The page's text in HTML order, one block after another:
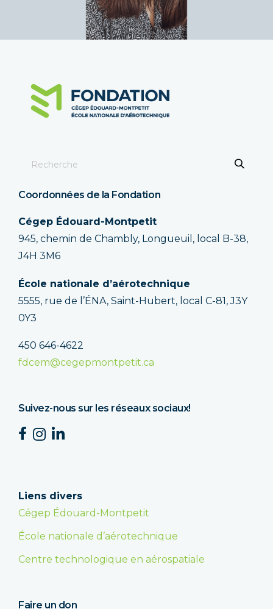
Coordonnées de la Fondation
Cégep Édouard-Montpetit
945, chemin de Chambly, Longueuil, local B-38,
J4H 3M6
École nationale d’aérotechnique
5555, rue de l’ÉNA, Saint-Hubert, local C-81, J3Y
0Y3
450 646-4622
fdcem@cegepmontpetit.ca
Suivez-nous sur les réseaux sociaux!
Liens divers
Cégep Édouard-Montpetit
École nationale d’aérotechnique
Centre technologique en aérospatiale
Faire un don